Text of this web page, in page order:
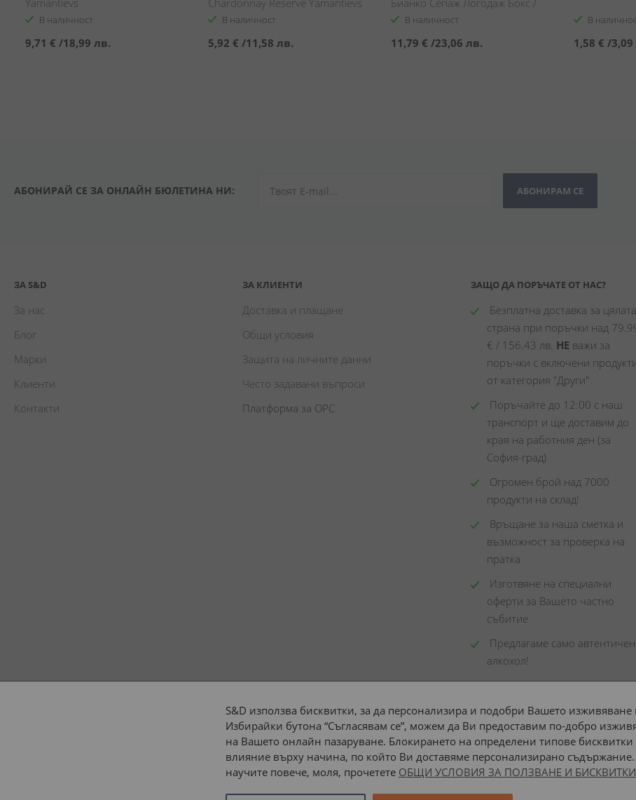
Yamantievs
В наличност
9,71 € /18,99 лв.
Chardonnay Reserve Yamantievs
В наличност
5,92 € /11,58 лв.
Бианко Сепаж Логодаж Бокс /
Logodaj White Wine Cepage
Bianco
В наличност
11,79 € /23,06 лв.
В
1,58 € /
АБОНИРАЙ СЕ ЗА ОНЛАЙН БЮЛЕТИНА НИ: АБОНИРАМ СЕ
ЗА S&D
За нас
Блог
Марки
Клиенти
Контакти
ЗА КЛИЕНТИ
Доставка и плащане
Общи условия
Защита на личните данни
Често задавани въпроси
Платформа за ОРС
ЗАЩО ДА ПОРЪЧАТЕ ОТ НАС?
Безплатна доставка за цялата
страна при поръчки над
€ / 156.43 лв. НЕ важи за
поръчки с включени
от категория "Други"
Поръчайте до 12:00 с наш
транспорт и ще доставим до
края на работния ден (за
София-град)
Огромен брой над 7000
продукти на склад!
Връщане за наша сметка и
възможност за проверка на
пратка
Изготвяне на специални
оферти за Вашето частно
събитие
Предлагаме само автентичен
алкохол!
Доставка до адрес с:
S&D използва бисквитки, за да персонализира и подобри Вашето изживяване
Избирайки бутона “Съгласявам се”, можем да Ви предоставим по-добро
на Вашето онлайн пазаруване. Блокирането на определени типове
влияние върху начина, по който Ви доставяме персонализирано съдържание.
научите повече, моля, прочетете ОБЩИ УСЛОВИЯ ЗА ПОЛЗВАНЕ И